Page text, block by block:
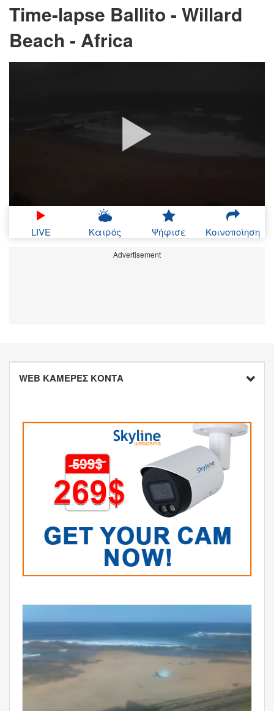
Time-lapse Ballito - Willard
Beach - Africa
LIVE Καιρός Ψήφισε Κοινοποίηση
Advertisement
WEB ΚΑΜΕΡΕΣ ΚΟΝΤΑ